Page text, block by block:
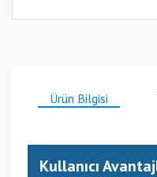
Ürün Bilgisi
Kullanıcı